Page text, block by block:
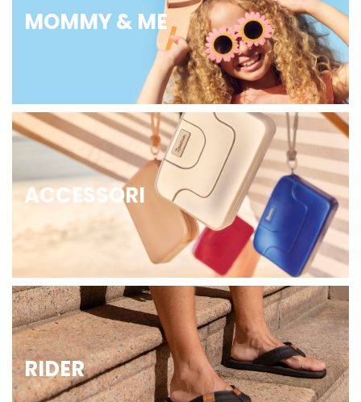
MOMMY & ME
ACCESSORI
RIDER